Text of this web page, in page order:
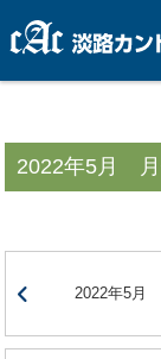
2022年5月 月
2022年5月